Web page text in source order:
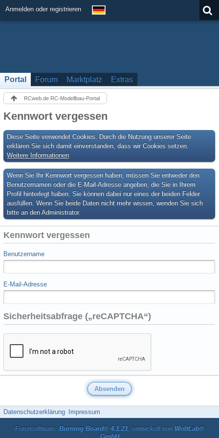
Anmelden oder registrieren
Portal Forum Marktplatz Extras
RCweb.de RC-Modellbau-Portal
Kennwort vergessen
Diese Seite verwendet Cookies. Durch die Nutzung unserer Seite
erklären Sie sich damit einverstanden, dass wir Cookies setzen.
Weitere Informationen
Wenn Sie Ihr Kennwort vergessen haben, müssen Sie entweder den
Benutzernamen oder die E-Mail-Adresse angeben, die Sie in Ihrem
Profil hinterlegt haben. Sie können dabei nur eines der beiden Felder
ausfüllen. Wenn Sie beide Daten nicht mehr wissen, wenden Sie sich
bitte an den Administrator.
Kennwort vergessen
Benutzername
E-Mail-Adresse
Sicherheitsabfrage („reCAPTCHA“)
Datenschutzerklärung Impressum
Forensoftware: Burning Board® 4.1.21, entwickelt von WoltLab®
GmbH